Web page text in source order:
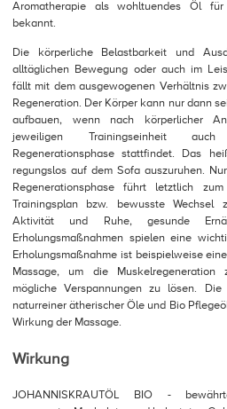
Aromatherapie als wohltuendes Öl für
bekannt.
Die körperliche Belastbarkeit und
alltäglichen Bewegung oder auch im
fällt mit dem ausgewogenen Verhältnis
Regeneration. Der Körper kann nur dann
aufbauen, wenn nach körperlicher
jeweiligen Trainingseinheit
Regenerationsphase stattfindet. Das
regungslos auf dem Sofa auszuruhen.
Regenerationsphase führt letztlich
Trainingsplan bzw. bewusste Wechsel
Aktivität und Ruhe, gesunde
Erholungsmaßnahmen spielen eine
Erholungsmaßnahme ist beispielweise
Massage, um die Muskelregeneration
mögliche Verspannungen zu lösen.
naturreiner ätherischer Öle und Bio
Wirkung der Massage.
Wirkung
JOHANNISKRAUTÖL BIO -